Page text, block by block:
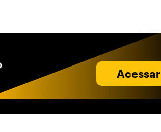
Acessar